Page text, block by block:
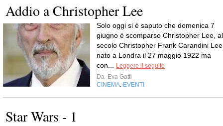
Addio a Christopher Lee
Solo oggi si è saputo che domenica 7
giugno è scomparso Christopher Lee, al
secolo Christopher Frank Carandini Lee
nato a Londra il 27 maggio 1922 ma
con...
Leggere il seguito
Da Eva Gatti
CINEMA EVENTI
Star Wars - 1